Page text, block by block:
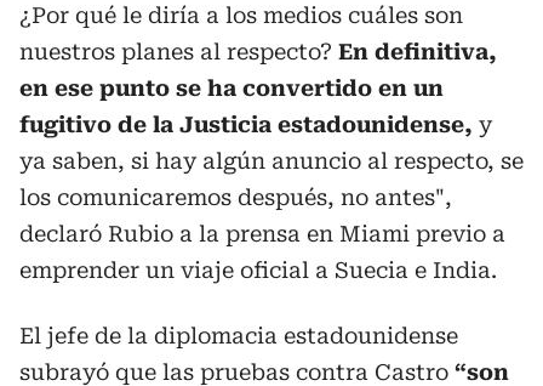
¿Por qué le diría a los medios cuáles son
nuestros planes al respecto? En definitiva,
en ese punto se ha convertido en un
fugitivo de la Justicia estadounidense, y
ya saben, si hay algún anuncio al respecto, se
los comunicaremos después, no antes",
declaró Rubio a la prensa en Miami previo a
emprender un viaje oficial a Suecia e India.
El jefe de la diplomacia estadounidense
subrayó que las pruebas contra Castro “son